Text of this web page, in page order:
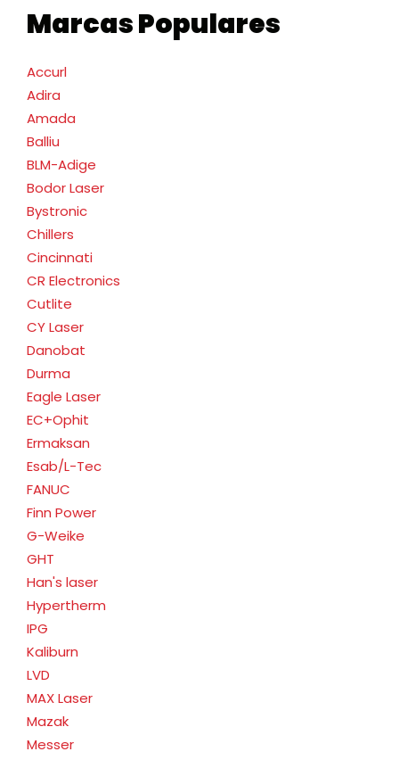
Marcas Populares
Accurl
Adira
Amada
Balliu
BLM-Adige
Bodor Laser
Bystronic
Chillers
Cincinnati
CR Electronics
Cutlite
CY Laser
Danobat
Durma
Eagle Laser
EC+Ophit
Ermaksan
Esab/L-Tec
FANUC
Finn Power
G-Weike
GHT
Han's laser
Hypertherm
IPG
Kaliburn
LVD
MAX Laser
Mazak
Messer